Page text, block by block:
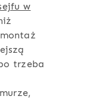
w
trzeba